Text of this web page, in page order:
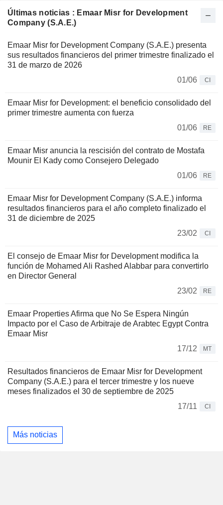
Últimas noticias : Emaar Misr for Development
Company (S.A.E.)
Emaar Misr for Development Company (S.A.E.) presenta
sus resultados financieros del primer trimestre finalizado el
31 de marzo de 2026
01/06
CI
Emaar Misr for Development: el beneficio consolidado del
primer trimestre aumenta con fuerza
01/06
RE
Emaar Misr anuncia la rescisión del contrato de Mostafa
Mounir El Kady como Consejero Delegado
01/06
RE
Emaar Misr for Development Company (S.A.E.) informa
resultados financieros para el año completo finalizado el
31 de diciembre de 2025
23/02
CI
El consejo de Emaar Misr for Development modifica la
función de Mohamed Ali Rashed Alabbar para convertirlo
en Director General
23/02
RE
Emaar Properties Afirma que No Se Espera Ningún
Impacto por el Caso de Arbitraje de Arabtec Egypt Contra
Emaar Misr
17/12
MT
Resultados financieros de Emaar Misr for Development
Company (S.A.E.) para el tercer trimestre y los nueve
meses finalizados el 30 de septiembre de 2025
17/11
CI
Más noticias